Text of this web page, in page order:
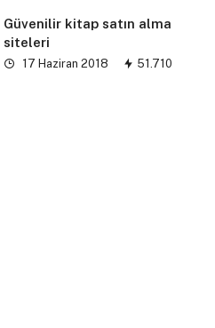
Güvenilir kitap satın alma
siteleri
17 Haziran 2018 51.710